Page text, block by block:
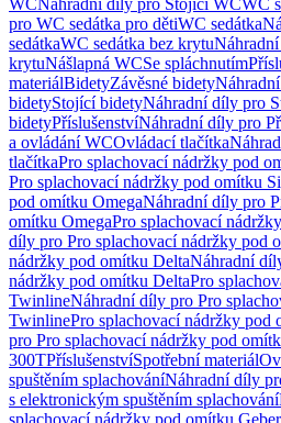
WCNáhradní díly pro Stojící WCWC
pro WC sedátka pro dětiWC sedátka
sedátkaWC sedátka bez krytu
krytuNášlapná WCSe spláchnutím
materiálBidetyZávěsné bidety
bidetyStojící bidetyNáhradní díly pro
bidetyPříslušenstvíNáhradní díly pro
a ovládání WCOvládací tlačítka
tlačítkaPro splachovací nádržky pod
Pro splachovací nádržky pod omítku
pod omítku OmegaNáhradní díly pro
omítku OmegaPro splachovací
díly pro Pro splachovací nádržky pod
nádržky pod omítku DeltaNáhradní
nádržky pod omítku DeltaPro
TwinlineNáhradní díly pro Pro
TwinlinePro splachovací nádržky pod
pro Pro splachovací nádržky pod
300TPříslušenstvíSpotřební materiál
spuštěním splachováníNáhradní díly
s elektronickým spuštěním splachování
splachovací nádržky pod omítku